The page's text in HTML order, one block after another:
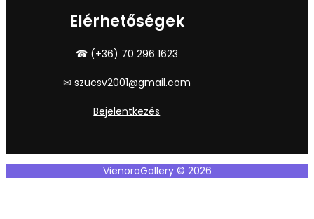
Elérhetőségek
☎ (+36) 70 296 1623
✉ szucsv2001@gmail.com
Bejelentkezés
VienoraGallery © 2026